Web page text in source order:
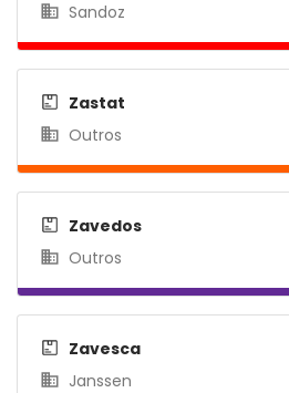
Sandoz
Zastat
Outros
Zavedos
Outros
Zavesca
Janssen